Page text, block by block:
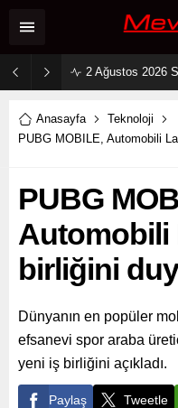
Anasayfa
Teknoloji
PUBG MOBILE, Automobili
PUBG
Automobili
birliğini
Dünyanın en popüler
efsanevi spor araba
yeni iş birliğini açıkladı.
Paylaş Tweetle